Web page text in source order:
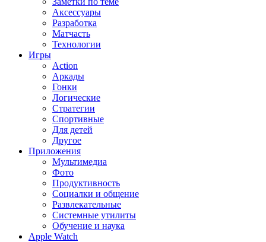
Аксессуары
Разработка
Матчасть
Технологии
Игры
Action
Аркады
Гонки
Логические
Стратегии
Спортивные
Для детей
Другое
Приложения
Мультимедиа
Фото
Продуктивность
Социалки и общение
Развлекательные
Системные утилиты
Обучение и наука
Apple Watch